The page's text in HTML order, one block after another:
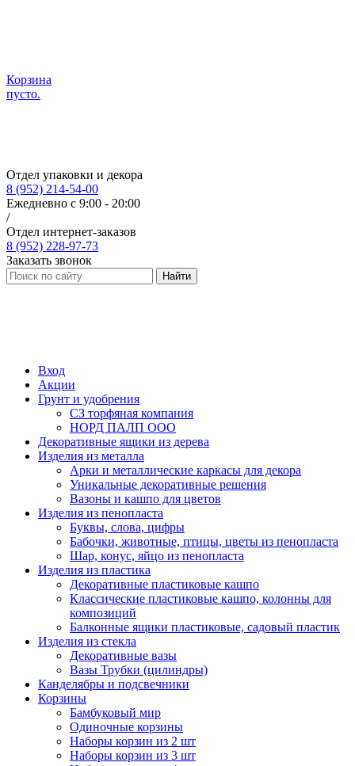
Корзина
пусто.
Отдел упаковки и декора
8 (952) 214-54-00
Ежедневно с 9:00 - 20:00
/
Отдел интернет-заказов
8 (952) 228-97-73
Заказать звонок
Найти
Вход
Акции
Грунт и удобрения
СЗ торфяная компания
НОРД ПАЛП ООО
Декоративные ящики из дерева
Изделия из металла
Арки и металлические каркасы для декора
Уникальные декоративные решения
Вазоны и кашпо для цветов
Изделия из пенопласта
Буквы, слова, цифры
Бабочки, животные, птицы, цветы из пенопласта
Шар, конус, яйцо из пенопласта
Изделия из пластика
Декоративные пластиковые кашпо
Классические пластиковые кашпо, колонны для
композиций
Балконные ящики пластиковые, садовый пластик
Изделия из стекла
Декоративные вазы
Вазы Трубки (цилиндры)
Канделябры и подсвечники
Корзины
Бамбуковый мир
Одиночные корзины
Наборы корзин из 2 шт
Наборы корзин из 3 шт